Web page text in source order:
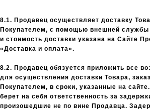
8.1. Продавец осуществляет доставку
Покупателем, с помощью внешней службы
и стоимость доставки указана на Сайте
«Доставка и оплата».
8.2. Продавец обязуется приложить все
для осуществления доставки Товара,
Покупателем, в сроки, указанные на
берет на себя ответственность за
произошедшие не по вине Продавца.